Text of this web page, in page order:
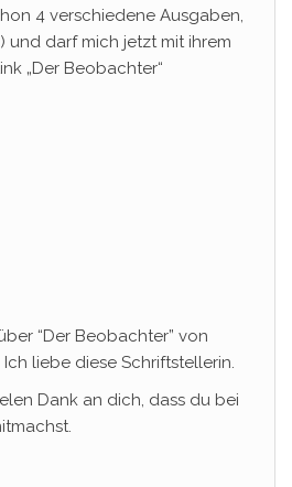
4 verschiedene Ausgaben,
und darf mich jetzt mit ihrem
„Der Beobachter“
“Der Beobachter” von
liebe diese Schriftstellerin.
Dank an dich, dass du bei